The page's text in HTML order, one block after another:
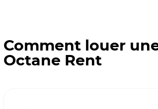
Comment louer
Octane Rent